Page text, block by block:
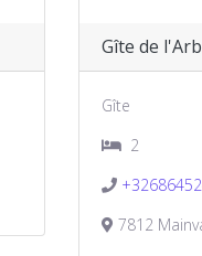
Gîte de
Gîte
2
7812